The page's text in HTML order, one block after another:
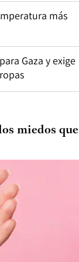
más
Gaza y exige
miedos que